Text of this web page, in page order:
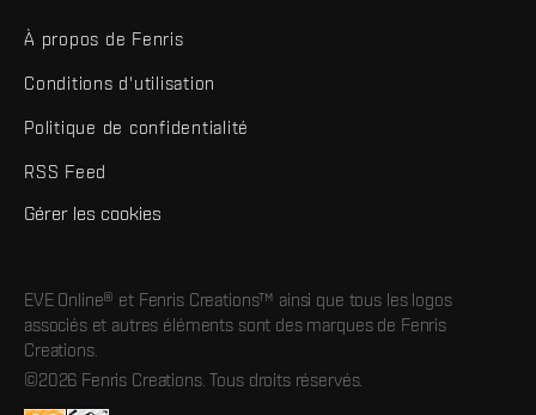
À propos de Fenris
Conditions d'utilisation
Politique de confidentialité
RSS Feed
Gérer les cookies
EVE Online® et Fenris Creations™ ainsi que tous les logos
associés et autres éléments sont des marques de Fenris
Creations.
©2026 Fenris Creations. Tous droits réservés.